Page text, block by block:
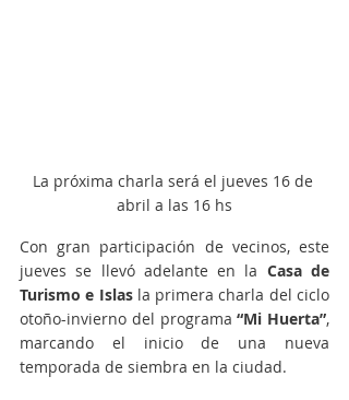
La próxima charla será el jueves 16 de
abril a las 16 hs
Con gran participación de vecinos, este
jueves se llevó adelante en la Casa de
Turismo e Islas la primera charla del ciclo
otoño-invierno del programa “Mi Huerta”,
marcando el inicio de una nueva
temporada de siembra en la ciudad.